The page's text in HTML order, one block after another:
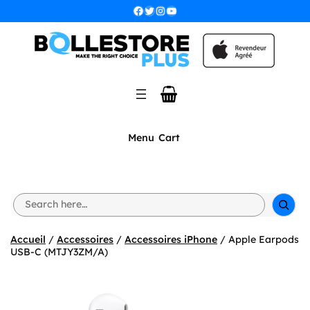
Facebook Twitter InstagramYouTube
Menu Cart
S
e
r
c
Accueil / Accessoires / Accessoires iPhone / Apple Earpods
USB-C (MTJY3ZM/A)